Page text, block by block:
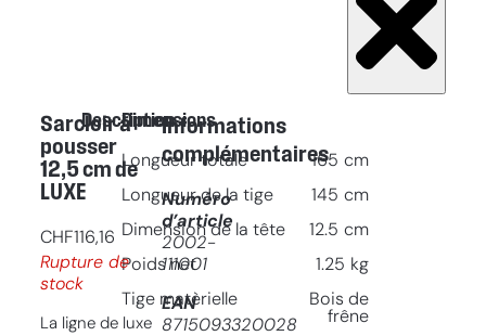
Sarcloir à
pousser
12,5 cm de
LUXE
CHF116,16
Rupture de
stock
La ligne de luxe
Description
Dimensions
Longueur totale 165 cm
Longueur de la tige 145 cm
Dimension de la tête 12.5 cm
Poids net 1.25 kg
Tige matèrielle
Bois de
frêne
Informations
complémentaires
Numéro
d’article
2002-
111001
EAN
8715093320028